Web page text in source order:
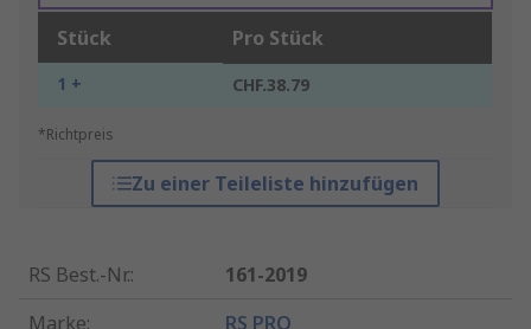
Stück Pro Stück
1 + CHF.38.79
*Richtpreis
Zu einer Teileliste hinzufügen
RS Best.-Nr.:
161-2019
Marke: RS PRO